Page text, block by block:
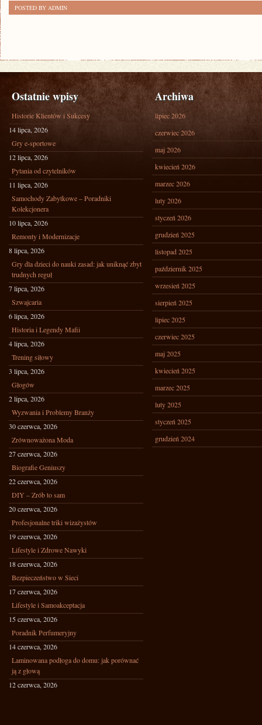
POSTED BY ADMIN
Ostatnie wpisy
Historie Klientów i Sukcesy
14 lipca, 2026
Gry e-sportowe
12 lipca, 2026
Pytania od czytelników
11 lipca, 2026
Samochody Zabytkowe – Poradniki
Kolekcjonera
10 lipca, 2026
Remonty i Modernizacje
8 lipca, 2026
Gry dla dzieci do nauki zasad: jak uniknąć zbyt
trudnych reguł
7 lipca, 2026
Szwajcaria
6 lipca, 2026
Historia i Legendy Mafii
4 lipca, 2026
Trening siłowy
3 lipca, 2026
Głogów
2 lipca, 2026
Wyzwania i Problemy Branży
30 czerwca, 2026
Zrównoważona Moda
27 czerwca, 2026
Biografie Geniuszy
22 czerwca, 2026
DIY – Zrób to sam
20 czerwca, 2026
Profesjonalne triki wizażystów
19 czerwca, 2026
Lifestyle i Zdrowe Nawyki
18 czerwca, 2026
Bezpieczeństwo w Sieci
17 czerwca, 2026
Lifestyle i Samoakceptacja
15 czerwca, 2026
Poradnik Perfumeryjny
14 czerwca, 2026
Laminowana podłoga do domu: jak porównać
ją z głową
12 czerwca, 2026
Archiwa
lipiec 2026
czerwiec 2026
maj 2026
kwiecień 2026
marzec 2026
luty 2026
styczeń 2026
grudzień 2025
listopad 2025
październik 2025
wrzesień 2025
sierpień 2025
lipiec 2025
czerwiec 2025
maj 2025
kwiecień 2025
marzec 2025
luty 2025
styczeń 2025
grudzień 2024